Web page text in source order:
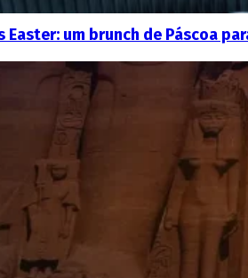
Easter: um brunch de Páscoa